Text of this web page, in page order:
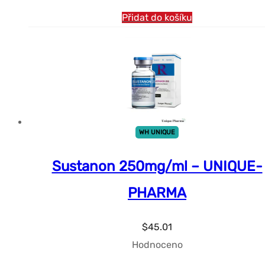
Přidat do košíku
WH UNIQUE
Sustanon 250mg/ml – UNIQUE-
PHARMA
$45.01
Hodnoceno